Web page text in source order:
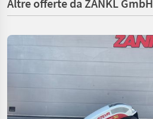
Altre offerte da ZANKL GmbH